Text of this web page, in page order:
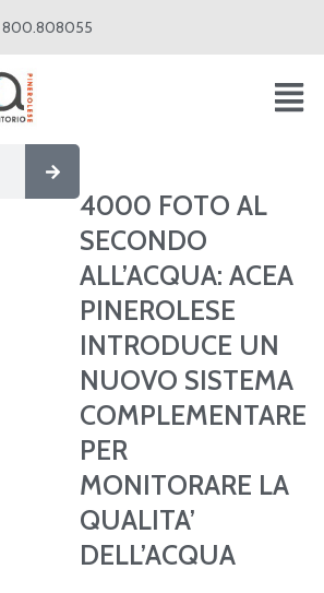
800.808055
Cerca
4000 FOTO AL
SECONDO
ALL’ACQUA: ACEA
PINEROLESE
INTRODUCE UN
NUOVO SISTEMA
COMPLEMENTARE
PER
MONITORARE LA
QUALITA’
DELL’ACQUA